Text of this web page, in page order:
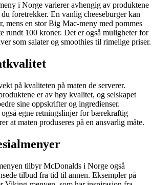
i Norge varierer avhengig av produktene
foretrekker. En vanlig cheeseburger kan
mens en stor Big Mac-meny med pommes
rundt 100 kroner. Det er også muligheter for
som salater og smoothies til rimelige priser.
på kvaliteten på maten de serverer.
er av høy kvalitet, og selskapet
sine oppskrifter og ingredienser.
egne retningslinjer for bærekraftig
at maten produseres på en ansvarlig måte.
tilbyr McDonalds i Norge også
tilbud fra tid til annen. Eksempler på